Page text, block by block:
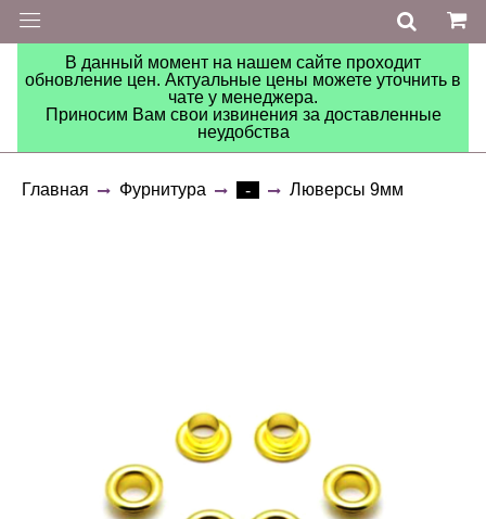
В данный момент на нашем сайте проходит
обновление цен. Актуальные цены можете уточнить в
чате у менеджера.
Приносим Вам свои извинения за доставленные
неудобства
Главная Фурнитура - Люверсы 9мм